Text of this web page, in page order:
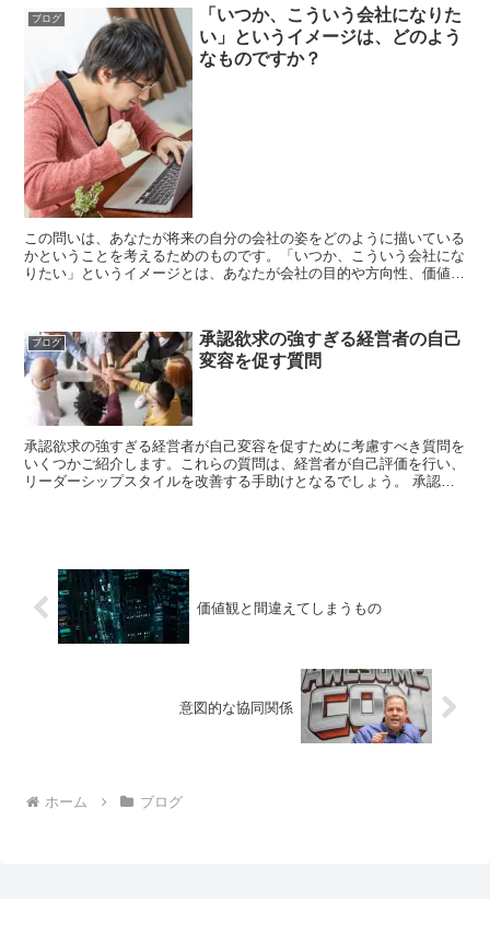
ブログ
「いつか、こういう会社になりた
い」というイメージは、どのよう
なものですか？
この問いは、あなたが将来の自分の会社の姿をどのように描いている
かということを考えるためのものです。「いつか、こういう会社にな
りたい」というイメージとは、あなたが会社の目的や方向性、価値観
ブログ
承認欲求の強すぎる経営者の自己
変容を促す質問
承認欲求の強すぎる経営者が自己変容を促すために考慮すべき質問を
いくつかご紹介します。これらの質問は、経営者が自己評価を行い、
リーダーシップスタイルを改善する手助けとなるでしょう。 承認欲
価値観と間違えてしまうもの
意図的な協同関係
ホーム ブログ